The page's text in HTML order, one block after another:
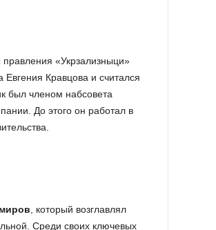
«Укрзализныци»
Кравцова и считался
был членом набсовета
До этого он работал в
, который возглавлял
Среди своих ключевых